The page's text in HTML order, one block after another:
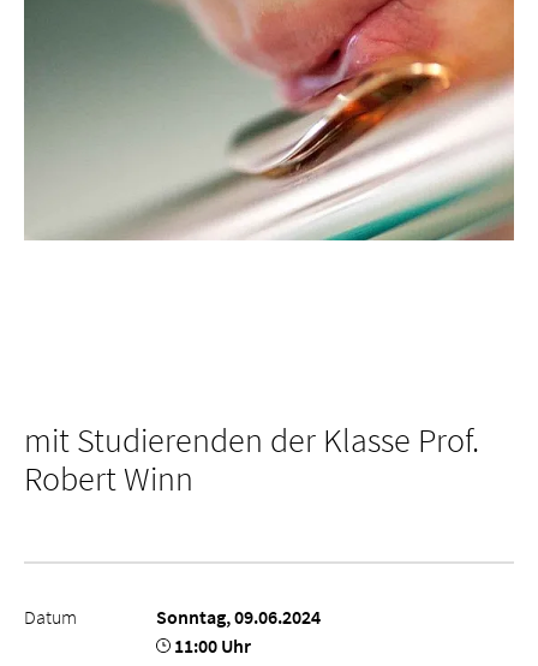
mit Studierenden der Klasse Prof.
Robert Winn
Datum
Sonntag, 09.06.2024
11:00 Uhr